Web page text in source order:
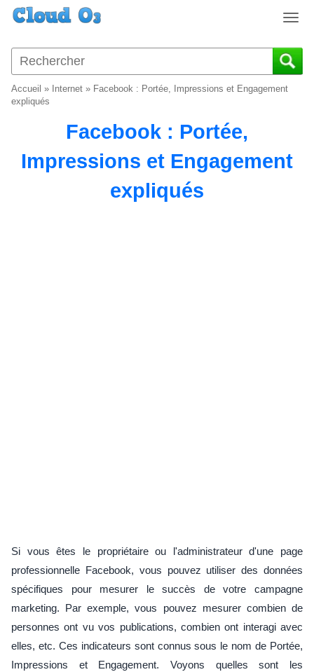
T
g
g
i
Accueil » Internet » Facebook : Portée, Impressions et Engagement
expliqués
Facebook : Portée,
Impressions et Engagement
expliqués
Si vous êtes le propriétaire ou l'administrateur d'une page
professionnelle Facebook, vous pouvez utiliser des données
spécifiques pour mesurer le succès de votre campagne
marketing. Par exemple, vous pouvez mesurer combien de
personnes ont vu vos publications, combien ont interagi avec
elles, etc. Ces indicateurs sont connus sous le nom de Portée,
Impressions et Engagement. Voyons quelles sont les